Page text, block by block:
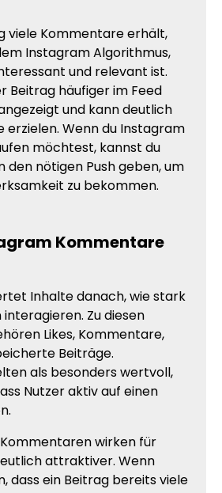
viele Kommentare erhält,
Instagram Algorithmus,
und relevant ist.
Beitrag häufiger im Feed
und kann deutlich
erzielen. Wenn du Instagram
möchtest, kannst du
den nötigen Push geben, um
zu bekommen.
Kommentare
Inhalte danach, wie stark
Zu diesen
Likes, Kommentare,
Beiträge.
als besonders wertvoll,
Nutzer aktiv auf einen
wirken für
attraktiver. Wenn
dass ein Beitrag bereits viele